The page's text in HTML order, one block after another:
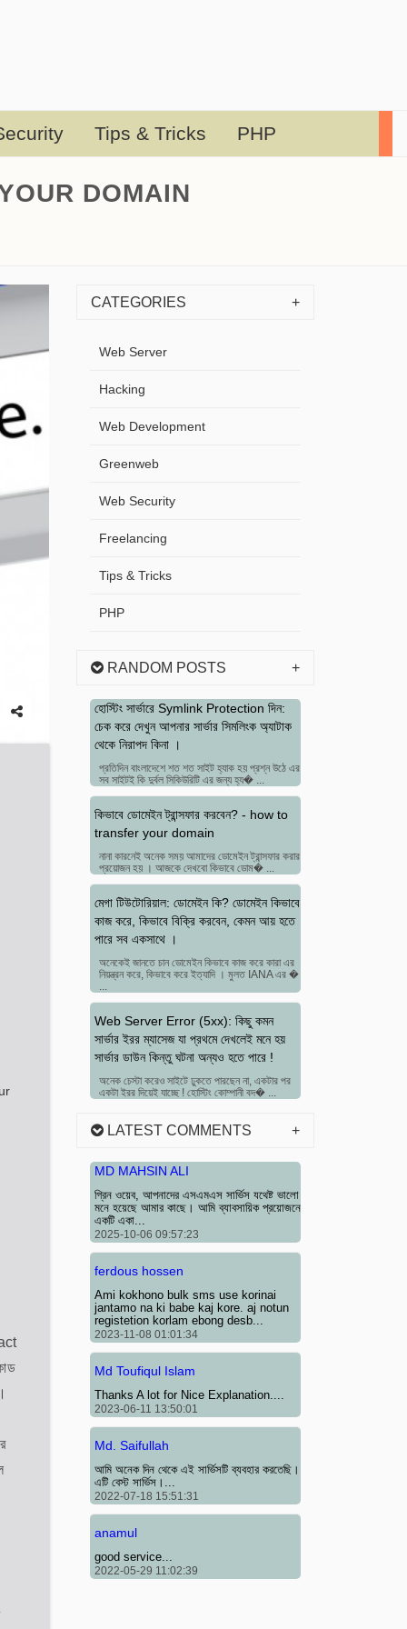
Tips & Tricks PHP
YOUR DOMAIN
CATEGORIES
Web Server
Hacking
Web Development
Greenweb
Web Security
Freelancing
Tips & Tricks
PHP
RANDOM POSTS
হোস্টিং সার্ভারে Symlink Protection দিন:
চেক করে দেখুন আপনার সার্ভার সিমলিংক অ্যাটাক
থেকে নিরাপদ কিনা ।
প্রতিদিন বাংলাদেশে শত শত সাইট হ্যাক হয় প্রশ্ন উঠে এর
সব সাইটই কি দুর্বল সিকিউরিটি এর জন্য হ্য� ...
কিভাবে ডোমেইন ট্রান্সফার করবেন? - how to
transfer your domain
নানা কারনেই অনেক সময় আমাদের ডোমেইন ট্রান্সফার করার
প্রয়োজন হয় । আজকে দেখবো কিভাবে ডোম� ...
মেগা টিউটোরিয়াল: ডোমেইন কি? ডোমেইন কিভাবে
কাজ করে, কিভাবে বিক্রি করবেন, কেমন আয় হতে
পারে সব একসাথে ।
অনেকেই জানতে চান ডোমেইন কিভাবে কাজ করে কারা এর
নিয়ন্ত্রন করে, কিভাবে করে ইত্যাদি । মুলত IANA এর �
...
Web Server Error (5xx): কিছু কমন
সার্ভার ইরর ম্যাসেজ যা প্রথমে দেখলেই মনে হয়
সার্ভার ডাউন কিন্তু ঘটনা অন্যও হতে পারে !
অনেক চেস্টা করেও সাইটে ঢুকতে পারছেন না, একটার পর
একটা ইরর দিয়েই যাচ্ছে ! হোস্টিং কোম্পানী বদ� ...
LATEST COMMENTS
MD MAHSIN ALI
গ্রিন ওয়েব, আপনাদের এসএমএস সার্ভিস যথেষ্ট ভালো
মনে হয়েছে আমার কাছে। আমি ব্যাবসায়িক প্রয়োজনে
একটি একা...
2025-10-06 09:57:23
ferdous hossen
Ami kokhono bulk sms use korinai
jantamo na ki babe kaj kore. aj notun
registetion korlam ebong desb...
2023-11-08 01:01:34
Md Toufiqul Islam
Thanks A lot for Nice Explanation....
2023-06-11 13:50:01
Md. Saifullah
আমি অনেক দিন থেকে এই সার্ভিসটি ব্যবহার করতেছি।
এটি বেস্ট সার্ভিস।...
2022-07-18 15:51:31
anamul
good service...
2022-05-29 11:02:39